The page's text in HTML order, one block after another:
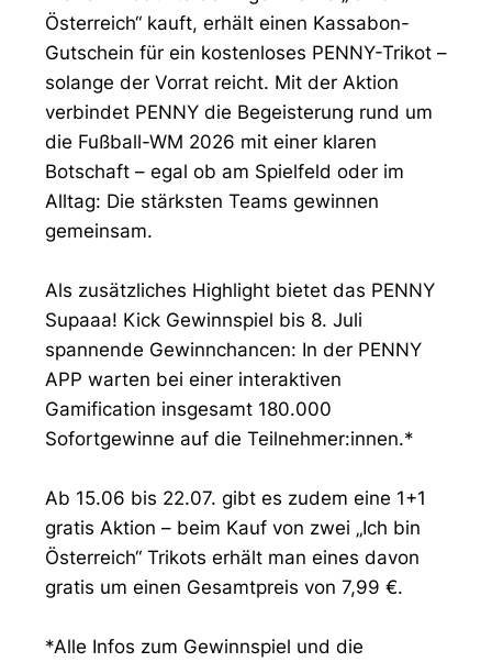
Österreich“ kauft, erhält einen Kassabon-
Gutschein für ein kostenloses PENNY-Trikot –
solange der Vorrat reicht. Mit der Aktion
verbindet PENNY die Begeisterung rund um
die Fußball-WM 2026 mit einer klaren
Botschaft – egal ob am Spielfeld oder im
Alltag: Die stärksten Teams gewinnen
gemeinsam.
Als zusätzliches Highlight bietet das PENNY
Supaaa! Kick Gewinnspiel bis 8. Juli
spannende Gewinnchancen: In der PENNY
APP warten bei einer interaktiven
Gamification insgesamt 180.000
Sofortgewinne auf die Teilnehmer:innen.*
Ab 15.06 bis 22.07. gibt es zudem eine 1+1
gratis Aktion – beim Kauf von zwei „Ich bin
Österreich“ Trikots erhält man eines davon
gratis um einen Gesamtpreis von 7,99 €.
*Alle Infos zum Gewinnspiel und die